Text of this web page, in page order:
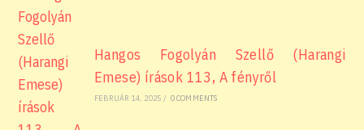
Hangos Fogolyán Szellő (Harangi
Emese) írások 113, A fényről
FEBRUÁR 14, 2025 / 0 COMMENTS